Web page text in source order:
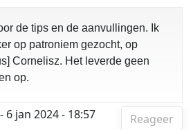
de tips en de aanvullingen. Ik
op patroniem gezocht, op
Cornelisz. Het leverde geen
op.
Reageer
- 6 jan 2024 - 18:57